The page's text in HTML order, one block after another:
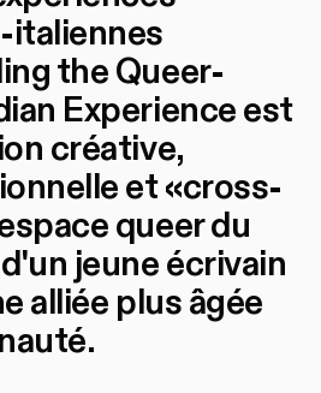
italiennes
the Queer-
Experience est
créative,
et «cross-
queer du
jeune écrivain
alliée plus âgée